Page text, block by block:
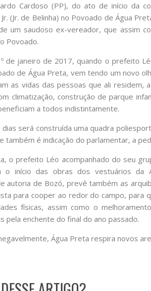
Cardoso (PP), do ato de início da
(Jr. de Belinha) no Povoado de Água
um saudoso ex-vereador, que assim
Povoado.
de janeiro de 2017, quando o prefeito
de Água Preta, vem tendo um novo
as vidas das pessoas que ali residem,
climatização, construção de parque
a todos indistintamente.
será construída uma quadra
também é indicação do parlamentar, a
o prefeito Léo acompanhado do seu
o início das obras dos vestuários da
autoria de Bozó, prevê também as
para cooper ao redor do campo, para
físicas, assim como o
pela enchente do final do ano passado.
Água Preta respira novos